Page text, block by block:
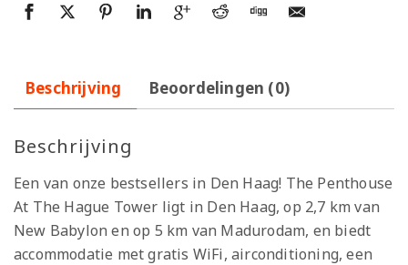
Beschrijving Beoordelingen (0)
Beschrijving
Een van onze bestsellers in Den Haag! The Penthouse
At The Hague Tower ligt in Den Haag, op 2,7 km van
New Babylon en op 5 km van Madurodam, en biedt
accommodatie met gratis WiFi, airconditioning, een